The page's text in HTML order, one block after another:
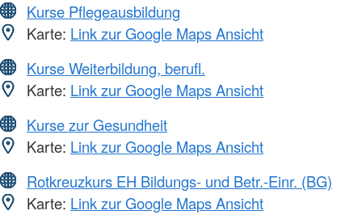
Kurse Pflegeausbildung
Karte: Link zur Google Maps Ansicht
Kurse Weiterbildung, berufl.
Karte: Link zur Google Maps Ansicht
Kurse zur Gesundheit
Karte: Link zur Google Maps Ansicht
Rotkreuzkurs EH Bildungs- und Betr.-Einr. (BG)
Karte: Link zur Google Maps Ansicht